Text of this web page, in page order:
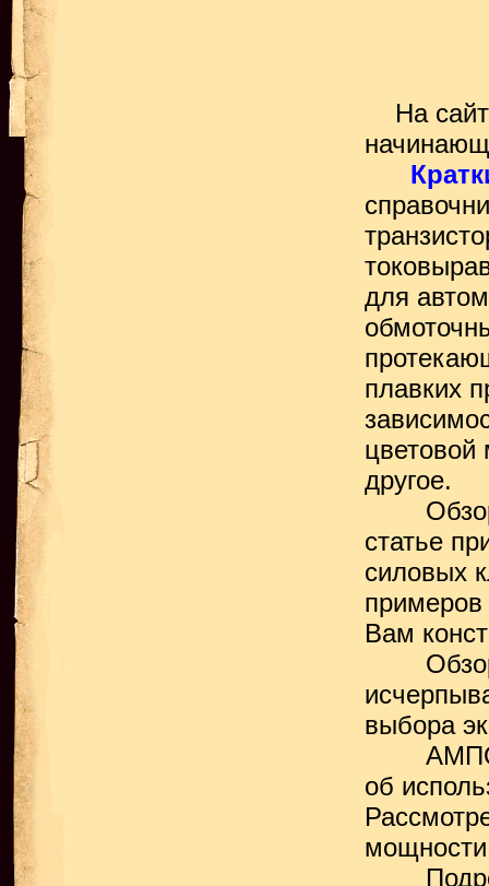
На
для
плавких
цветовой
другое.
Обзор
статье
силовых
Вам
Обзор
выбора
об